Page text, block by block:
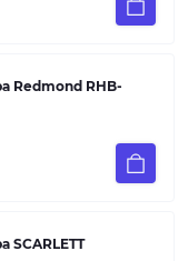
Redmond RHB-
SCARLETT